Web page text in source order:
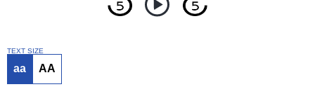
TEXT SIZE
aa AA